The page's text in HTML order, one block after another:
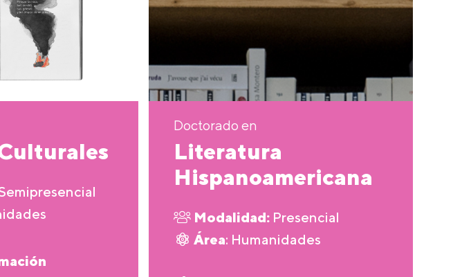
Doctorado en
Literatura
Hispanoamericana
Modalidad: Presencial
Área: Humanidades